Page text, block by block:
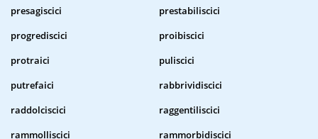
presagiscici
prestabiliscici
progrediscici
proibiscici
protraici
puliscici
putrefaici
rabbrividiscici
raddolciscici
raggentiliscici
rammolliscici
rammorbidiscici